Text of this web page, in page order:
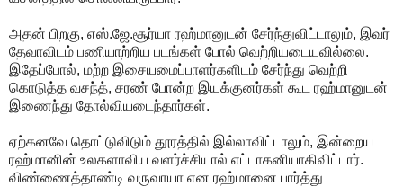
அதன் பிறகு, எஸ்.ஜே.சூர்யா ரஹ்மானுடன் சேர்ந்துவிட்டாலும், இவர்
தேவாவிடம் பணியாற்றிய படங்கள் போல் வெற்றியடையவில்லை.
இதேப்போல், மற்ற இசையமைப்பாளர்களிடம் சேர்ந்து வெற்றி
கொடுத்த வசந்த், சரண் போன்ற இயக்குனர்கள் கூட ரஹ்மானுடன்
இணைந்து தோல்வியடைந்தார்கள்.
ஏற்கனவே தொட்டுவிடும் தூரத்தில் இல்லாவிட்டாலும், இன்றைய
ரஹ்மானின் உலகளாவிய வளர்ச்சியால் எட்டாகனியாகிவிட்டார்.
விண்ணைத்தாண்டி வருவாயா என ரஹ்மானை பார்த்து